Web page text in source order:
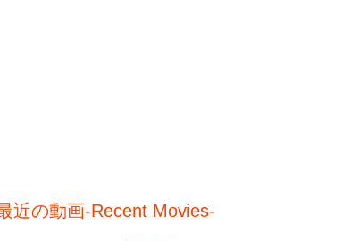
近の動画-Recent Movies-